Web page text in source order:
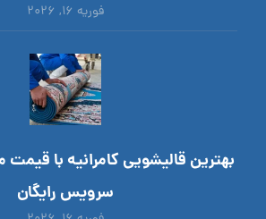
فوریه ۱۶, ۲۰۲۶
بهترین قالیشویی کامرانیه با
سرویس رایگان